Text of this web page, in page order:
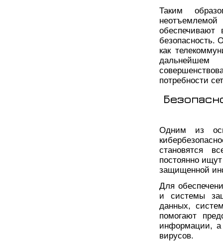
Таким
обеспечивают
безопасность.
как
потребности
Одним из
становятся
постоянно
защищенной
Для
и системы
данных,
помогают
информации, а
вирусов.